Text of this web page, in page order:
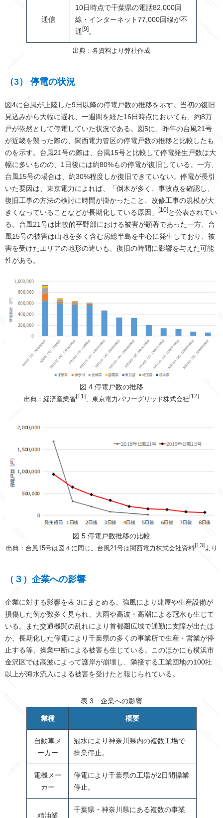
通信
10日時点で千葉県の電話82,000回
線・インターネット77,000回線が不
通[9]。
出典：各資料より弊社作成
（3） 停電の状況
図4に台風が上陸した9日以降の停電戸数の推移を示す。当初の復旧
見込みから大幅に遅れ、一週間を経た16日時点においても、約8万
戸が依然として停電していた状況である。図5に、昨年の台風21号
が近畿を襲った際の、関西電力管区の停電戸数の推移と比較したも
のを示す。台風21号の際は、台風15号と比較して停電発生戸数は大
幅に多いものの、1日後には約80%もの停電が復旧している。一方、
台風15号の場合は、約30%程度しか復旧できていない。停電が長引
いた要因は、東京電力によれば、「倒木が多く、事故点を確認し、
復旧工事の方法の検討に時間が掛かったこと、改修工事の規模が大
きくなっていることなどが長期化している原因」 [10]と公表されてい
る。台風21号は比較的平野部における被害が顕著であった一方、台
風15号の被害は山地を多く含む房総半島を中心に発生しており、被
害を受けたエリアの地形の違いも、復旧の時間に影響を与えた可能
性がある。
図 4 停電戸数の推移
出典：経済産業省[11]、東京電力パワーグリッド株式会社 [12]
図 5 停電戸数推移の比較
出典：台風15号は図４に同じ。台風21号は関西電力株式会社資料[13]より
（３）企業への影響
企業に対する影響を表 3にまとめる。強風により建屋や生産設備が
損傷した例が数多く見られ、大雨や高波・高潮による冠水も生じて
いる。また交通機関の乱れにより首都圏広域で通勤に支障が出たほ
か、長期化した停電により千葉県の多くの事業所で生産・営業が停
止する等、操業中断による被害も生じている。このほかにも横浜市
金沢区では高波によって護岸が崩壊し、隣接する工業団地の100社
以上が海水流入による被害を受けたと報じられている。
表 3 企業への影響
業種 概要
自動車メ
ーカー
冠水により神奈川県内の複数工場で
操業停止。
電機メー
カー
停電により千葉県の工場が2日間操業
停止。
精油業
千葉県・神奈川県にある複数の事業